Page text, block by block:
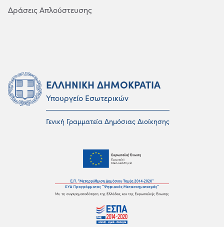
Δράσεις Απλούστευσης
ΕΛΛΗΝΙΚΗ ΔΗΜΟΚΡΑΤΙΑ
Υπουργείο Εσωτερικών
Γενική Γραμματεία Δημόσιας Διοίκησης